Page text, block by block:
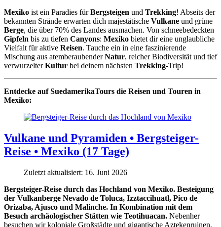
Mexiko ist ein Paradies fürBergsteigen und Trekking! Abseits der
bekannten Strände erwarten dich majestätische Vulkane und grüne
Berge, die über 70% des Landes ausmachen. Von schneebedeckten
Gipfeln bis zu tiefen Canyons: Mexiko bietet dir eine unglaubliche
Vielfalt für aktive Reisen. Tauche ein in eine faszinierende
Mischung aus atemberaubenderNatur, reicher Biodiversität und tief
verwurzelterKultur bei deinem nächsten Trekking-Trip!
Entdecke auf SuedamerikaTours die Reisen und Touren in
Mexiko:
Vulkane und Pyramiden • Bergsteiger-
Reise • Mexiko (17 Tage)
Zuletzt aktualisiert: 16. Juni 2026
Bergsteiger-Reise durch das Hochland von Mexiko. Besteigung
der Vulkanberge Nevado de Toluca, Izztaccihuatl, Pico de
Orizaba, Ajusco und Malinche. In Kombination mit dem
Besuch archäologischer Stätten wie Teotihuacan. Nebenher
besuchen wir koloniale Großstädte und gigantische Aztekenruinen.